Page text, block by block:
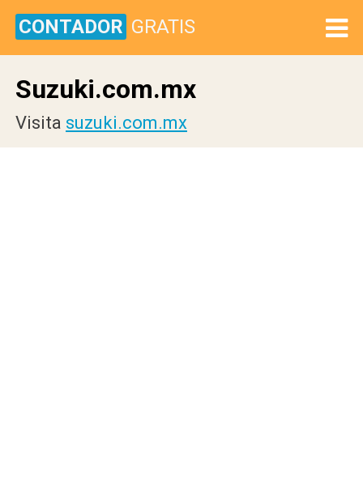
CONTADOR GRATIS
Suzuki.com.mx
Visita suzuki.com.mx